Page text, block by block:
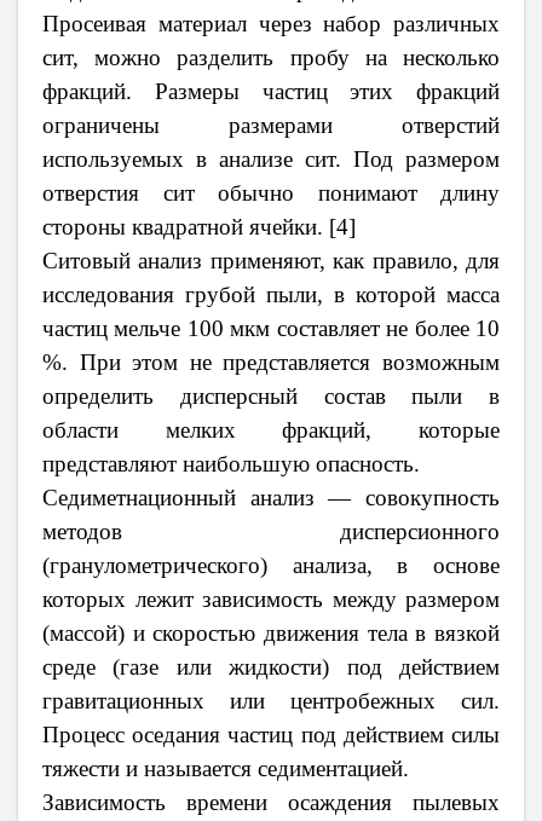
Просеивая материал через набор различных
сит, можно разделить пробу на несколько
фракций. Размеры частиц этих фракций
ограничены размерами отверстий
используемых в анализе сит. Под размером
отверстия сит обычно понимают длину
стороны квадратной ячейки. [4]
Ситовый анализ применяют, как правило, для
исследования грубой пыли, в которой масса
частиц мельче 100 мкм составляет не более 10
%. При этом не представляется возможным
определить дисперсный состав пыли в
области мелких фракций, которые
представляют наибольшую опасность.
Седиметнационный анализ — совокупность
методов дисперсионного
(гранулометрического) анализа, в основе
которых лежит зависимость между размером
(массой) и скоростью движения тела в вязкой
среде (газе или жидкости) под действием
гравитационных или центробежных сил.
Процесс оседания частиц под действием силы
тяжести и называется седиментацией.
Зависимость времени осаждения пылевых